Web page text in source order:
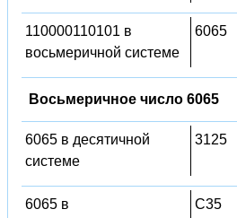
110000110101 в
восьмеричной системе
6065
Восьмеричное число 6065
6065 в десятичной
системе
3125
6065 в
C35